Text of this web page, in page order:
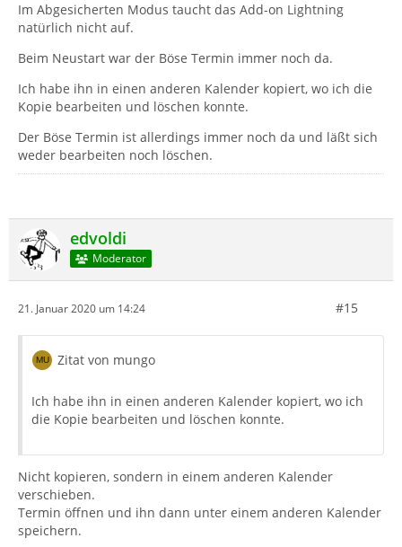
Im Abgesicherten Modus taucht das Add-on Lightning
natürlich nicht auf.
Beim Neustart war der Böse Termin immer noch da.
Ich habe ihn in einen anderen Kalender kopiert, wo ich die
Kopie bearbeiten und löschen konnte.
Der Böse Termin ist allerdings immer noch da und läßt sich
weder bearbeiten noch löschen.
edvoldi
Moderator
21. Januar 2020 um 14:24 #15
Zitat von mungo
Ich habe ihn in einen anderen Kalender kopiert, wo ich
die Kopie bearbeiten und löschen konnte.
Nicht kopieren, sondern in einem anderen Kalender
verschieben.
Termin öffnen und ihn dann unter einem anderen Kalender
speichern.